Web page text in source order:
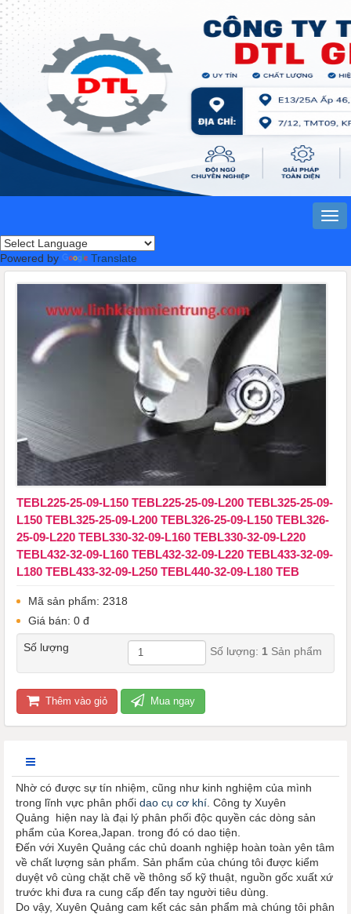
Powered by Translate
TEBL225-25-09-L150 TEBL225-25-09-L200 TEBL325-25-09-
L150 TEBL325-25-09-L200 TEBL326-25-09-L150 TEBL326-
25-09-L220 TEBL330-32-09-L160 TEBL330-32-09-L220
TEBL432-32-09-L160 TEBL432-32-09-L220 TEBL433-32-09-
L180 TEBL433-32-09-L250 TEBL440-32-09-L180 TEB
Mã sản phẩm: 2318
Giá bán: 0 đ
Số lượng Số lượng: 1 Sản phẩm
Thêm vào giỏ Mua ngay
Nhờ có được sự tín nhiệm, cũng như kinh nghiệm của mình
trong lĩnh vực phân phối dao cụ cơ khí . Công ty Xuyên
Quảng hiện nay là đại lý phân phối độc quyền các dòng sản
phẩm của Korea,Japan. trong đó có dao tiện.
Đến với Xuyên Quảng các chủ doanh nghiệp hoàn toàn yên tâm
về chất lượng sản phẩm. Sản phẩm của chúng tôi được kiểm
duyệt vô cùng chặt chẽ về thông số kỹ thuật, nguồn gốc xuất xứ
trước khi đưa ra cung cấp đến tay người tiêu dùng.
Do vậy, Xuyên Quảng cam kết các sản phẩm mà chúng tôi phân